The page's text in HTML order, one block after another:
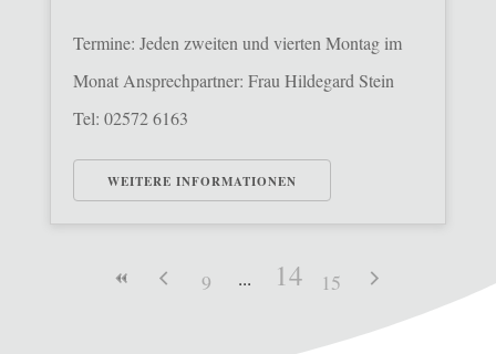
Termine: Jeden zweiten und vierten Montag im
Monat Ansprechpartner: Frau Hildegard Stein
Tel: 02572 6163
WEITERE INFORMATIONEN
9 14 15